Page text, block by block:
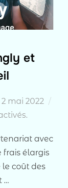
et
Publié
le
2 mai 2022
avec
frais élargis
coût des
…